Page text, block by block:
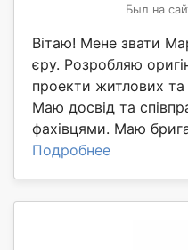
Был на
Вітаю! Мене звати
єру. Розробляю
проекти житлових
Маю досвід та
фахівцями. Маю
Подробнее